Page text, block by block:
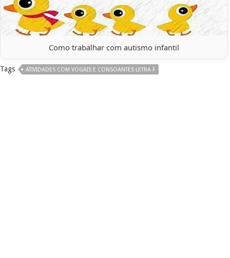
Como trabalhar com autismo infantil
Tags ATIVIDADES COM VOGAIS E CONSOANTES LETRA F